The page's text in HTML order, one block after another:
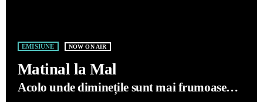
EMISIUNE NOW ON AIR
Matinal la Mal
Acolo unde diminețile sunt mai frumoase